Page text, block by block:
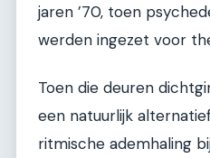
jaren ’70, toen
werden ingezet voor
Toen die deuren
een natuurlijk
ritmische ademhaling